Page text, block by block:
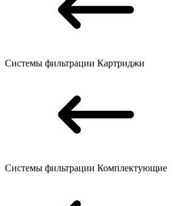
Системы фильтрации Картриджи
Системы фильтрации Комплектующие